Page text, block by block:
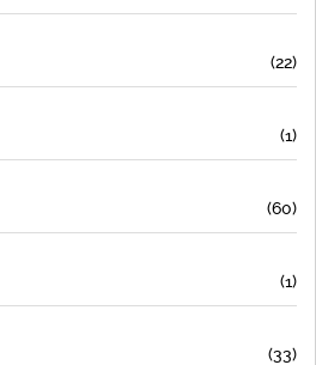
(22)
(1)
(60)
(1)
(33)